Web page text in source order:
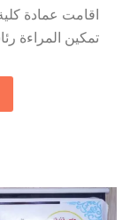
اقامت عمادة
تمكين المراءة